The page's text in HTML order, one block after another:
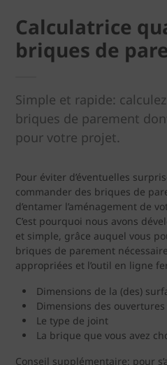
Calculatrice
briques de
Simple et rapide:
briques de parement
pour votre projet.
Pour éviter d’éventuelles
commander des briques de
d’entamer l’aménagement de
C’est pourquoi nous avons
et simple, grâce auquel vous
briques de parement
appropriées et l’outil en ligne
Dimensions de la (des)
Dimensions des
Le type de joint
La brique que vous avez
Conseil supplémentaire: pour